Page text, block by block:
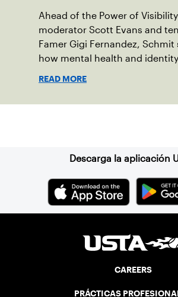
Ahead of the Power of
moderator Scott Evans and
Famer Gigi Fernandez, Schmit
how mental health and
READ MORE
Descarga la aplicación
CAREERS
PRÁCTICAS